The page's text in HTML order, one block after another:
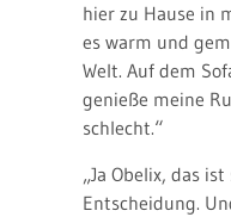
hier zu Hause in
es warm und
Welt. Auf dem
genieße meine
schlecht.“
„Ja Obelix, das
Entscheidung.